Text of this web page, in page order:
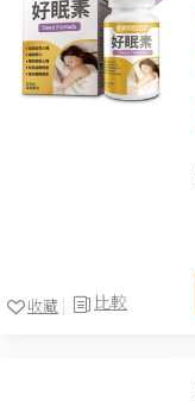
比較
收藏